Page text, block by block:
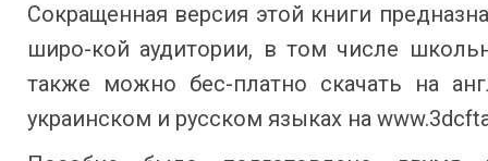
Сокращенная версия этой книги
широ-кой аудитории, в том числе
также можно бес-платно скачать на
украинском и русском языках на